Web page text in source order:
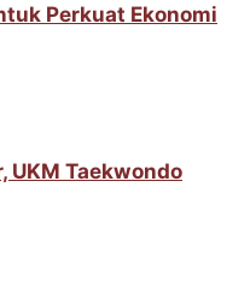
Perkuat Ekonomi
UKM Taekwondo